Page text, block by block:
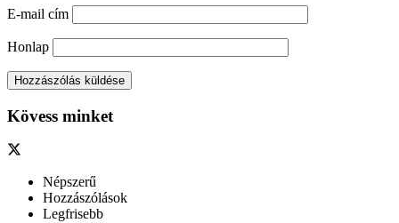
E-mail cím
Honlap
Kövess minket
Népszerű
Hozzászólások
Legfrisebb